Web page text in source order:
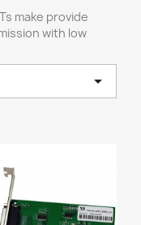
make provide
with low
